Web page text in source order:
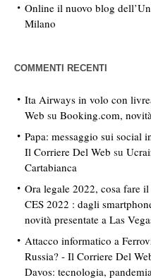
Online il nuovo blog
Milano
COMMENTI RECENTI
Ita Airways in volo con
Web su Booking.com,
Papa: messaggio sui social
Il Corriere Del Web su
Cartabianca
Ora legale 2022, cosa fare
CES 2022 : dagli
novità presentate a Las
Attacco informatico a
Russia? - Il Corriere Del
Davos: tecnologia,